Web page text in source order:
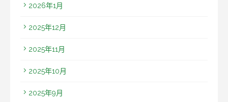
2026年1月
2025年12月
2025年11月
2025年10月
2025年9月